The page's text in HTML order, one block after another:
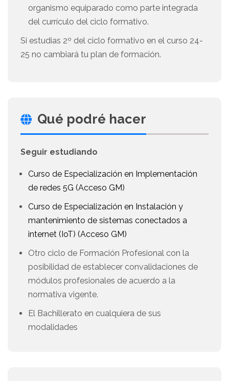
organismo equiparado como parte integrada
del currículo del ciclo formativo.
Si estudias 2º del ciclo formativo en el curso 24-
25 no cambiará tu plan de formación.
Qué podré hacer
Seguir estudiando
Curso de Especialización en Implementación
de redes 5G (Acceso GM)
Curso de Especialización en Instalación y
mantenimiento de sistemas conectados a
internet (IoT) (Acceso GM)
Otro ciclo de Formación Profesional con la
posibilidad de establecer convalidaciones de
módulos profesionales de acuerdo a la
normativa vigente.
El Bachillerato en cualquiera de sus
modalidades